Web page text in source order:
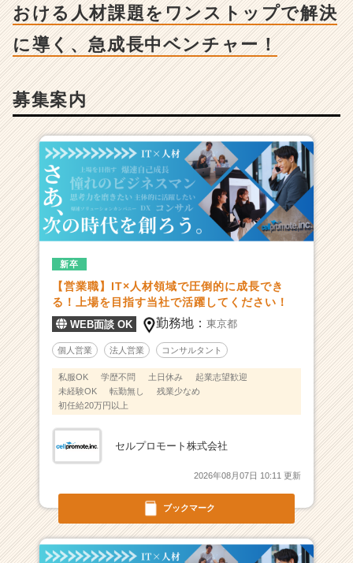
T
業
界
に
材
課
題
を
ワ
ン
ス
プ
で
解
に
導
く、
中
ー！
|
おける人材課題をワンストップで解決
に導く、急成長中ベンチャー！
募集案内
ブックマーク
新卒
【営業職】IT×人材領域で圧倒的に成長でき
る！上場を目指す当社で活躍してください！
WEB面談 OK 勤務地：東京都
個人営業 法人営業 コンサルタント
私服OK 学歴不問 土日休み
起業志望歓迎
未経験OK
転勤無し
残業少なめ
初任給20万円以上
セルプロモート株式会社
2026年08月07日 10:11 更新